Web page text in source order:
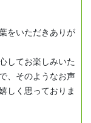
をいただきありが
してお楽しみいた
、そのようなお声
しく思っておりま